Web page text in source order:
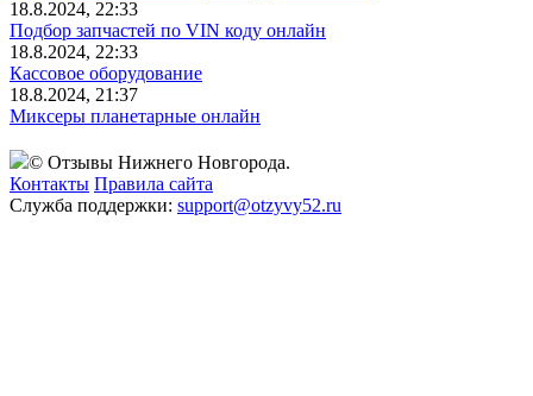
18.8.2024, 22:33
Подбор запчастей по VIN коду онлайн
18.8.2024, 22:33
Кассовое оборудование
18.8.2024, 21:37
Миксеры планетарные онлайн
© Отзывы Нижнего Новгорода.
Контакты Правила сайта
Служба поддержки: support@otzyvy52.ru